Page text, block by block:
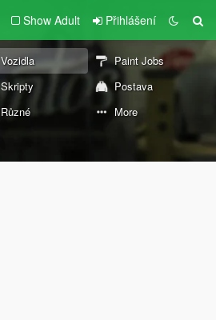
Show Adult Přihlášení
Vozidla
Paint Jobs
Skripty
Postava
Různé More